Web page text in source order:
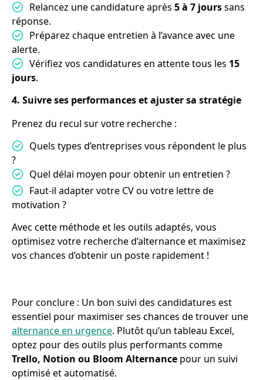
Relancez une candidature après 5 à 7 jourssans
réponse.
Préparez chaque entretien à l’avance avec une
alerte.
Vérifiez vos candidatures en attente tous les 15
jours.
4. Suivre ses performances et ajuster sa stratégie
Prenez du recul sur votre recherche :
Quels types d’entreprises vous répondent le plus
?
Quel délai moyen pour obtenir un entretien ?
Faut-il adapter votre CV ou votre lettre de
motivation ?
Avec cette méthode et les outils adaptés, vous
optimisez votre recherche d’alternance et maximisez
vos chances d’obtenir un poste rapidement !
Pour conclure : Un bon suivi des candidatures est
essentiel pour maximiser ses chances de trouver une
alternance en urgence. Plutôt qu’un tableau Excel,
optez pour des outils plus performants comme
Trello, Notion ou Bloom Alternance pour un suivi
optimisé et automatisé.